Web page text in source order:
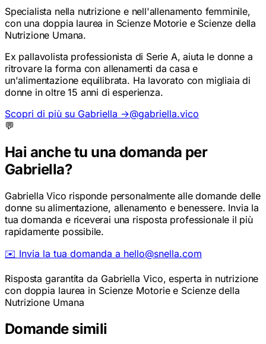
Specialista nella nutrizione e nell'allenamento femminile,
con una doppia laurea in Scienze Motorie e Scienze della
Nutrizione Umana.
Ex pallavolista professionista di Serie A, aiuta le donne a
ritrovare la forma con allenamenti da casa e
un'alimentazione equilibrata. Ha lavorato con migliaia di
donne in oltre 15 anni di esperienza.
Scopri di più su Gabriella → @gabriella.vico
💬
Hai anche tu una domanda per
Gabriella?
Gabriella Vico risponde personalmente alle domande delle
donne su alimentazione, allenamento e benessere. Invia la
tua domanda e riceverai una risposta professionale il più
rapidamente possibile.
✉️ Invia la tua domanda a hello@snella.com
Risposta garantita da Gabriella Vico, esperta in nutrizione
con doppia laurea in Scienze Motorie e Scienze della
Nutrizione Umana
Domande simili